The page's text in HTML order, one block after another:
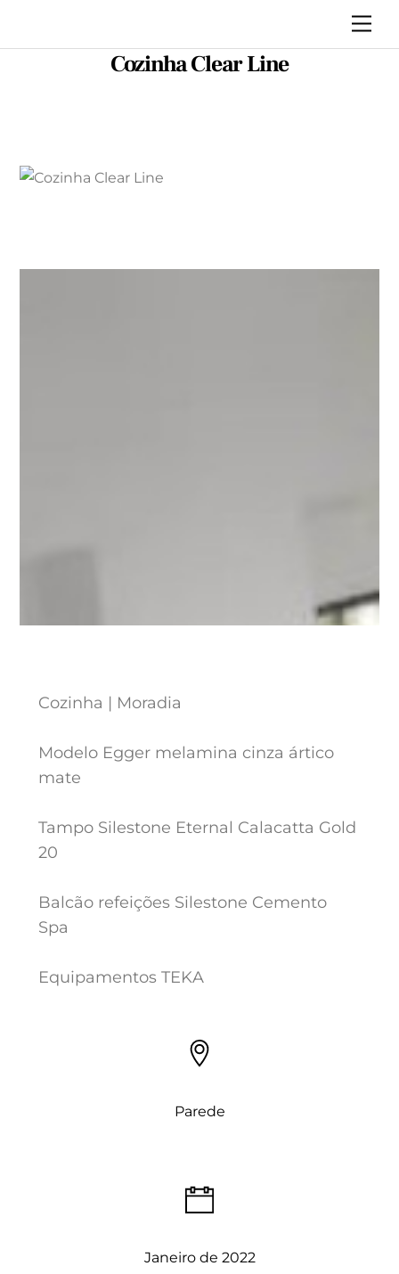
Cozinha Clear Line
Cozinha | Moradia
Modelo Egger melamina cinza ártico
mate
Tampo Silestone Eternal Calacatta Gold
20
Balcão refeições Silestone Cemento
Spa
Equipamentos TEKA
Parede
Janeiro de 2022